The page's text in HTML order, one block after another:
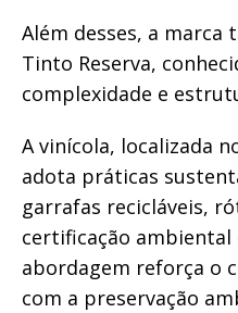
Além desses, a
Tinto Reserva,
complexidade e
A vinícola, localizada
adota práticas
garrafas recicláveis,
certificação ambiental
abordagem reforça o
com a preservação